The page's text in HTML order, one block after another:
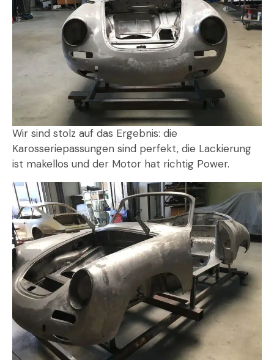
Wir sind stolz auf das Ergebnis: die
Karosseriepassungen sind perfekt, die Lackierung
ist makellos und der Motor hat richtig Power.